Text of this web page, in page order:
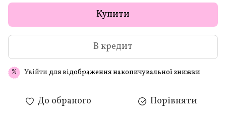
Купити
В кредит
% Увійти для відображення накопичувальної знижки
До обраного Порівняти